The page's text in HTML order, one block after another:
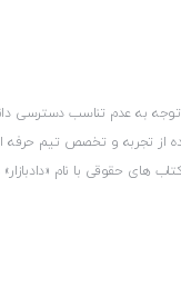
توجه به عدم تناسب دسترسی
از تجربه و تخصص تیم
های حقوقی با نام
وزارت صنعت، معدن و